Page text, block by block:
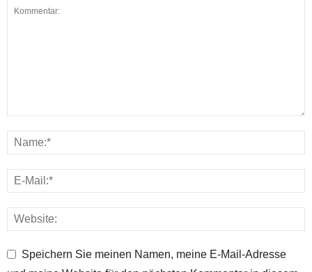
Speichern Sie meinen Namen, meine E-Mail-Adresse